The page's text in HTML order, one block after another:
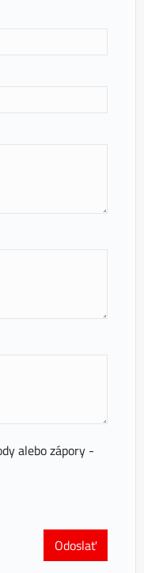
alebo zápory -
Odoslať